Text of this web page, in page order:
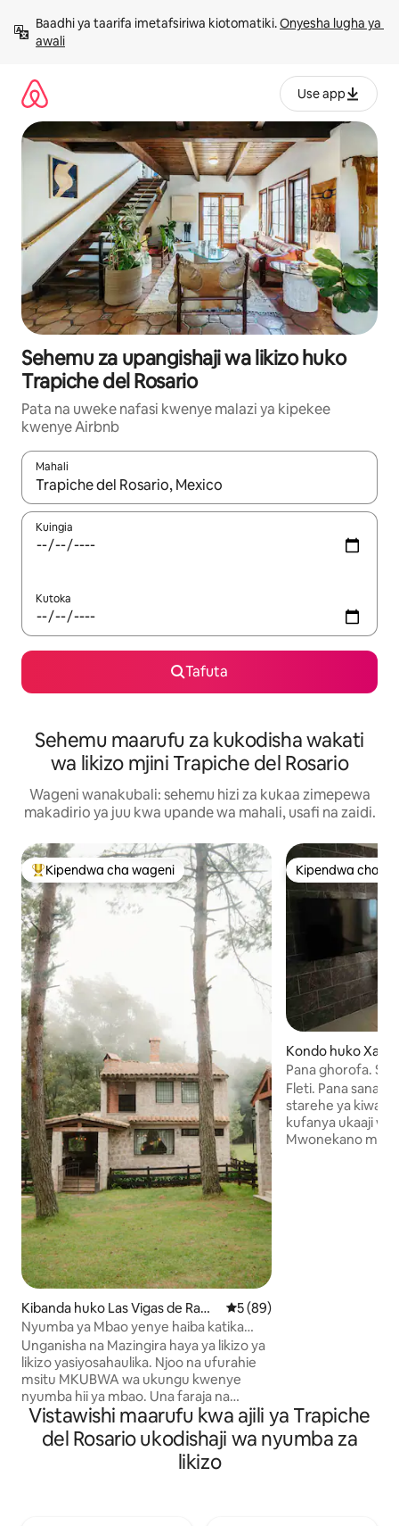
kwenda
kwenye
Baadhi ya taarifa imetafsiriwa kiotomatiki. Onyesha lugha ya
awali
Use app
Sehemu za upangishaji wa likizo huko
Trapiche del Rosario
Pata na uweke nafasi kwenye malazi ya kipekee
kwenye Airbnb
Mahali
Wakati matokeo yanapatikana, vinjari kwa kutumia vitufe vya
Kuingia
Kutoka
Tafuta
Sehemu maarufu za kukodisha wakati
wa likizo mjini Trapiche del Rosario
Wageni wanakubali: sehemu hizi za kukaa zimepewa
makadirio ya juu kwa upande wa mahali, usafi na zaidi.
Kipendwa maarufu cha wageni
Kipendwa cha wageni
Kibanda huko Las Vigas de Ramí
rez
Ukadiriaji wa wastani wa 5
5 (89)
Nyumba ya Mbao yenye haiba katika
Msitu wa Misty
Unganisha na Mazingira haya ya likizo ya
likizo yasiyosahaulika. Njoo na ufurahie
msitu MKUBWA wa ukungu kwenye
nyumba hii ya mbao. Una faraja na
utulivu wote. Tumeshughulikia maelezo
yote, utapumzika kwenye vitanda
vitamu vyenye starehe za chini ambavyo
vitakufunika kutoka kwenye jiko la baridi,
Kipendwa cha
Kipendwa cha
Kondo huko
Pana ghorofa.
Fleti. Pana sana,
starehe ya
kufanya ukaaji
Mwonekano
Vistawishi maarufu kwa ajili ya Trapiche
del Rosario ukodishaji wa nyumba za
likizo